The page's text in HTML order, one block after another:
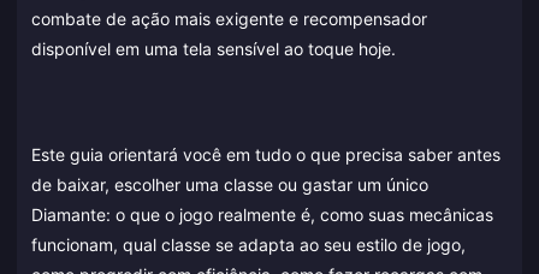
combate de ação mais exigente e recompensador
disponível em uma tela sensível ao toque hoje.
Este guia orientará você em tudo o que precisa saber antes
de baixar, escolher uma classe ou gastar um único
Diamante: o que o jogo realmente é, como suas mecânicas
funcionam, qual classe se adapta ao seu estilo de jogo,